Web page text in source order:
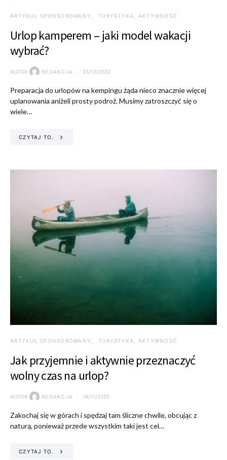
ARTYKUŁ SPONSOROWANY TURYSTYKA, AKTYWNOŚĆ
Urlop kamperem – jaki model wakacji
wybrać?
AUTOR REDAKCJA 23/12/2022
Preparacja do urlopów na kempingu żąda nieco znacznie więcej
uplanowania aniżeli prosty podroż. Musimy zatroszczyć się o
wiele…
CZYTAJ TO.
ARTYKUŁ SPONSOROWANY TURYSTYKA, AKTYWNOŚĆ
Jak przyjemnie i aktywnie przeznaczyć
wolny czas na urlop?
AUTOR REDAKCJA 18/11/2022
Zakochaj się w górach i spędzaj tam śliczne chwile, obcując z
naturą, ponieważ przede wszystkim taki jest cel…
CZYTAJ TO.